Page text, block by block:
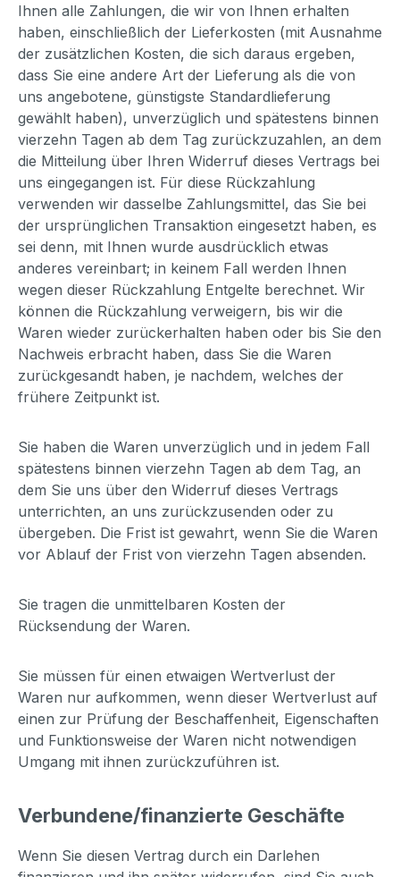
Ihnen alle Zahlungen, die wir von Ihnen erhalten
haben, einschließlich der Lieferkosten (mit Ausnahme
der zusätzlichen Kosten, die sich daraus ergeben,
dass Sie eine andere Art der Lieferung als die von
uns angebotene, günstigste Standardlieferung
gewählt haben), unverzüglich und spätestens binnen
vierzehn Tagen ab dem Tag zurückzuzahlen, an dem
die Mitteilung über Ihren Widerruf dieses Vertrags bei
uns eingegangen ist. Für diese Rückzahlung
verwenden wir dasselbe Zahlungsmittel, das Sie bei
der ursprünglichen Transaktion eingesetzt haben, es
sei denn, mit Ihnen wurde ausdrücklich etwas
anderes vereinbart; in keinem Fall werden Ihnen
wegen dieser Rückzahlung Entgelte berechnet. Wir
können die Rückzahlung verweigern, bis wir die
Waren wieder zurückerhalten haben oder bis Sie den
Nachweis erbracht haben, dass Sie die Waren
zurückgesandt haben, je nachdem, welches der
frühere Zeitpunkt ist.
Sie haben die Waren unverzüglich und in jedem Fall
spätestens binnen vierzehn Tagen ab dem Tag, an
dem Sie uns über den Widerruf dieses Vertrags
unterrichten, an uns zurückzusenden oder zu
übergeben. Die Frist ist gewahrt, wenn Sie die Waren
vor Ablauf der Frist von vierzehn Tagen absenden.
Sie tragen die unmittelbaren Kosten der
Rücksendung der Waren.
Sie müssen für einen etwaigen Wertverlust der
Waren nur aufkommen, wenn dieser Wertverlust auf
einen zur Prüfung der Beschaffenheit, Eigenschaften
und Funktionsweise der Waren nicht notwendigen
Umgang mit ihnen zurückzuführen ist.
Verbundene/finanzierte Geschäfte
Wenn Sie diesen Vertrag durch ein Darlehen